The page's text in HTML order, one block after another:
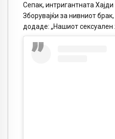
Сепак, интригантната Хајди
Зборувајќи за нивниот
додаде: „Нашиот сексуален